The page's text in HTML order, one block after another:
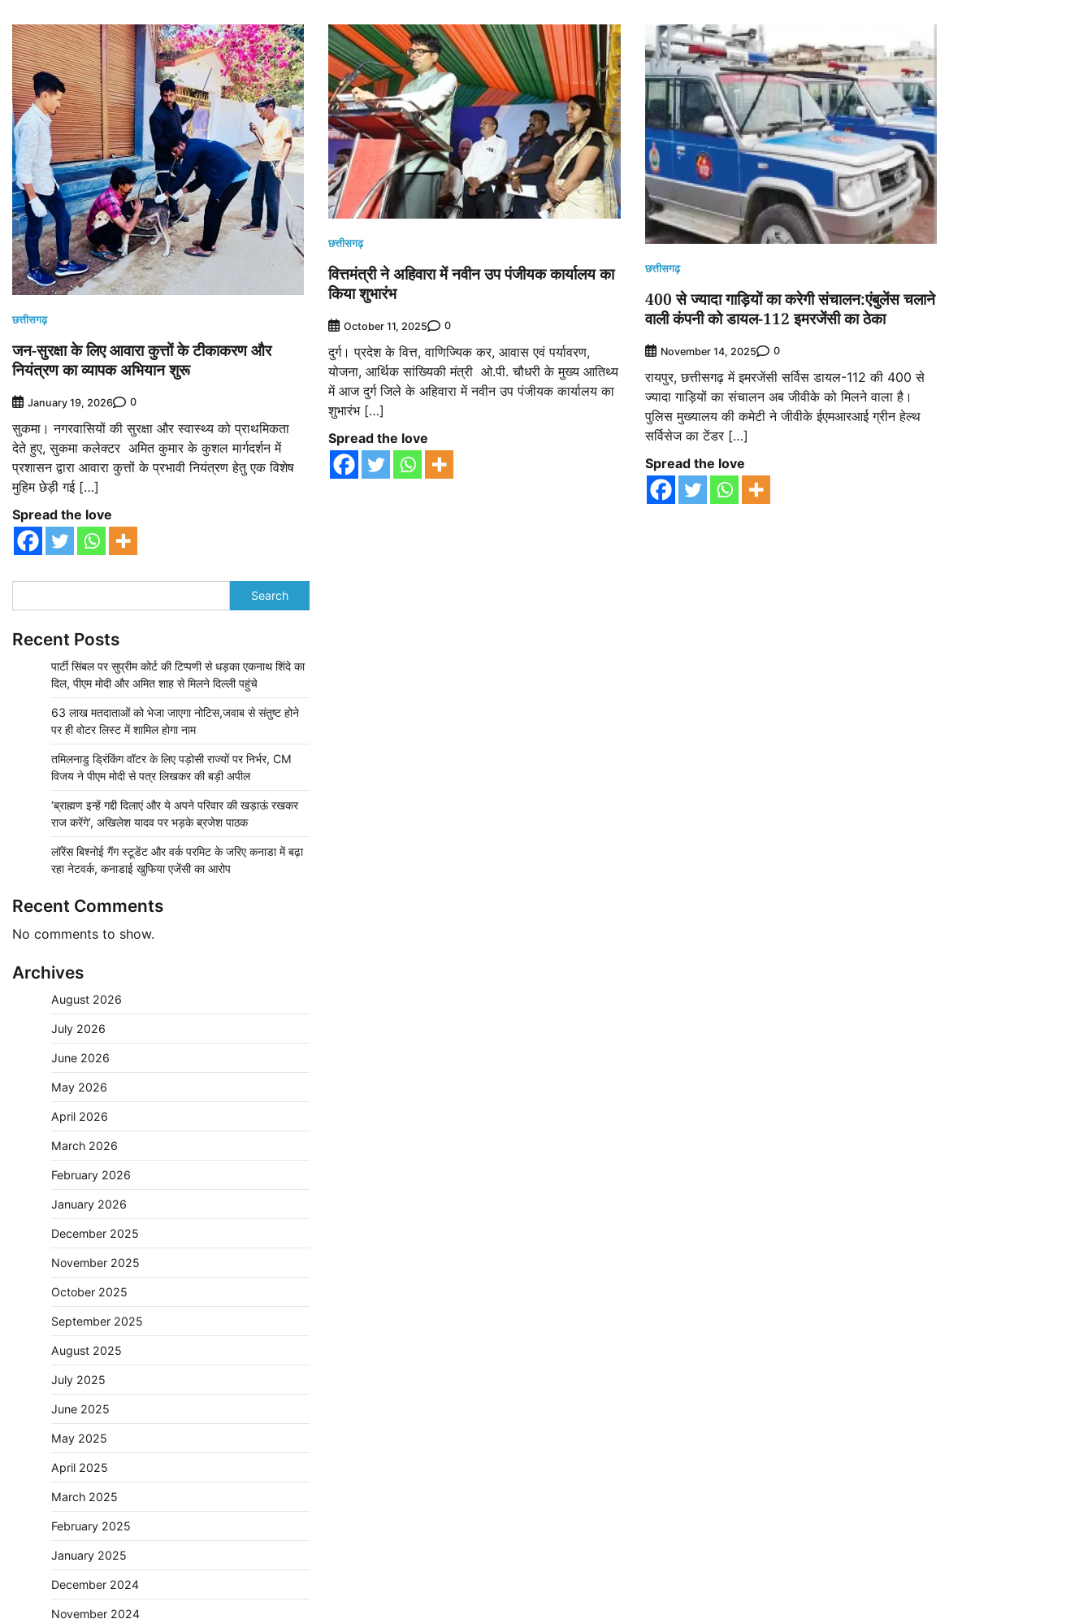
छत्तीसगढ़
जन-सुरक्षा के लिए आवारा कुत्तों के टीकाकरण और
नियंत्रण का व्यापक अभियान शुरू
January 19, 2026 0
सुकमा। नगरवासियों की सुरक्षा और स्वास्थ्य को प्राथमिकता
देते हुए, सुकमा कलेक्टर अमित कुमार के कुशल मार्गदर्शन में
प्रशासन द्वारा आवारा कुत्तों के प्रभावी नियंत्रण हेतु एक विशेष
मुहिम छेड़ी गई […]
Spread the love
छत्तीसगढ़
वित्तमंत्री ने अहिवारा में नवीन उप पंजीयक कार्यालय का
किया शुभारंभ
October 11, 2025 0
दुर्ग। प्रदेश के वित्त, वाणिज्यिक कर, आवास एवं पर्यावरण,
योजना, आर्थिक सांख्यिकी मंत्री ओ.पी. चौधरी के मुख्य आतिथ्य
में आज दुर्ग जिले के अहिवारा में नवीन उप पंजीयक कार्यालय का
शुभारंभ […]
Spread the love
छत्तीसगढ़
400 से ज्यादा गाड़ियों का करेगी संचालन:एंबुलेंस चलाने
वाली कंपनी को डायल-112 इमरजेंसी का ठेका
November 14, 2025 0
रायपुर, छत्तीसगढ़ में इमरजेंसी सर्विस डायल-112 की 400 से
ज्यादा गाड़ियों का संचालन अब जीवीके को मिलने वाला है।
पुलिस मुख्यालय की कमेटी ने जीवीके ईएमआरआई ग्रीन हेल्थ
सर्विसेज का टेंडर […]
Spread the love
Search
Recent Posts
पार्टी सिंबल पर सुप्रीम कोर्ट की टिप्पणी से धड़का एकनाथ शिंदे का
दिल, पीएम मोदी और अमित शाह से मिलने दिल्ली पहुंचे
63 लाख मतदाताओं को भेजा जाएगा नोटिस,जवाब से संतुष्ट होने
पर ही वोटर लिस्ट में शामिल होगा नाम
तमिलनाडु ड्रिंकिंग वॉटर के लिए पड़ोसी राज्यों पर निर्भर, CM
विजय ने पीएम मोदी से पत्र लिखकर की बड़ी अपील
‘ब्राह्मण इन्हें गद्दी दिलाएं और ये अपने परिवार की खड़ाऊं रखकर
राज करेंगे’, अखिलेश यादव पर भड़के ब्रजेश पाठक
लॉरेंस बिश्नोई गैंग स्टूडेंट और वर्क परमिट के जरिए कनाडा में बढ़ा
रहा नेटवर्क, कनाडाई खुफिया एजेंसी का आरोप
Recent Comments
No comments to show.
Archives
August 2026
July 2026
June 2026
May 2026
April 2026
March 2026
February 2026
January 2026
December 2025
November 2025
October 2025
September 2025
August 2025
July 2025
June 2025
May 2025
April 2025
March 2025
February 2025
January 2025
December 2024
November 2024